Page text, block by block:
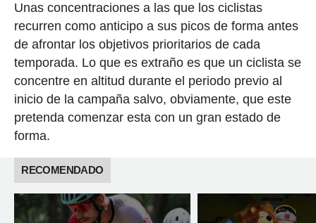
Unas concentraciones a las que los ciclistas
recurren como anticipo a sus picos de forma antes
de afrontar los objetivos prioritarios de cada
temporada. Lo que es extraño es que un ciclista se
concentre en altitud durante el periodo previo al
inicio de la campaña salvo, obviamente, que este
pretenda comenzar esta con un gran estado de
forma.
RECOMENDADO